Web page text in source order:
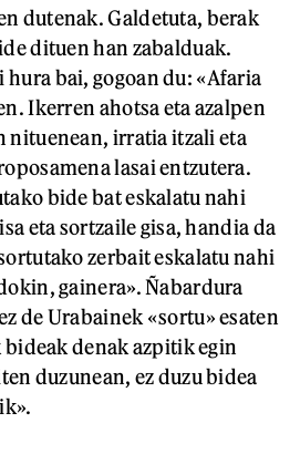
dutenak. Galdetuta, berak
dituen han zabalduak.
bai, gogoan du: «Afaria
Ikerren ahotsa eta azalpen
nituenean, irratia itzali eta
lasai entzutera.
bide bat eskalatu nahi
eta sortzaile gisa, handia da
zerbait eskalatu nahi
gainera». Ñabardura
de Urabainek «sortu» esaten
bideak denak azpitik egin
duzunean, ez duzu bidea